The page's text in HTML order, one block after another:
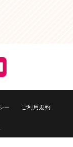
ー ご利用規約